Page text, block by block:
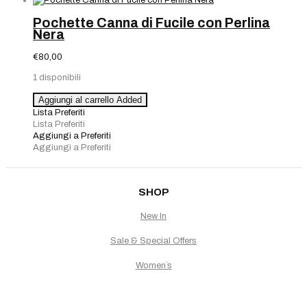
Pochette Canna di Fucile con Perlina
Nera
€80,00
1 disponibili
Pochette
Canna
di
Fucile
con
Nera
Aggiungi al carrello Added
Lista Preferiti
Lista Preferiti
Aggiungi a Preferiti
Aggiungi a Preferiti
SHOP
New In
Sale & Special Offers
Women`s